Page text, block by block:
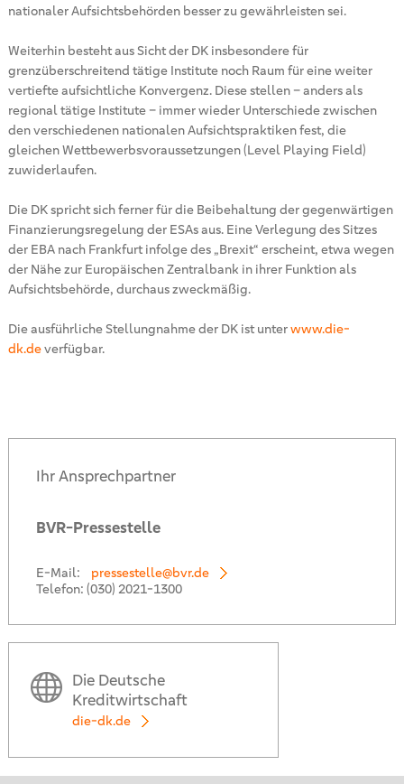
nationaler Aufsichtsbehörden besser zu gewährleisten sei.
Weiterhin besteht aus Sicht der DK insbesondere für
grenzüberschreitend tätige Institute noch Raum für eine weiter
vertiefte aufsichtliche Konvergenz. Diese stellen – anders als
regional tätige Institute – immer wieder Unterschiede zwischen
den verschiedenen nationalen Aufsichtspraktiken fest, die
gleichen Wettbewerbsvoraussetzungen (Level Playing Field)
zuwiderlaufen.
Die DK spricht sich ferner für die Beibehaltung der gegenwärtigen
Finanzierungsregelung der ESAs aus. Eine Verlegung des Sitzes
der EBA nach Frankfurt infolge des „Brexit“ erscheint, etwa wegen
der Nähe zur Europäischen Zentralbank in ihrer Funktion als
Aufsichtsbehörde, durchaus zweckmäßig.
Die ausführliche Stellungnahme der DK ist unterwww.die-
dk.deverfügbar.
Ihr Ansprechpartner
BVR-Pressestelle
E-Mail:
pressestelle@bvr.de
Telefon: (030) 2021-1300
Die Deutsche
Kreditwirtschaft
die-dk.de